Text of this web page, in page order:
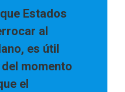
Estados
al
es útil
momento
el